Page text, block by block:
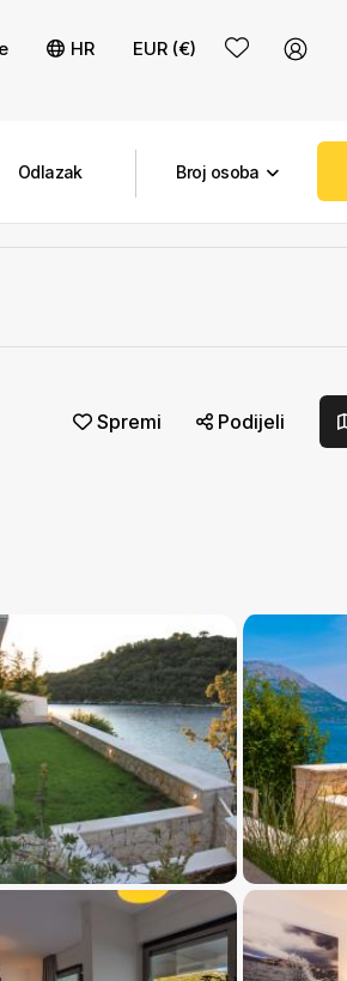
HR EUR (€)
Broj osoba
Spremi Podijeli